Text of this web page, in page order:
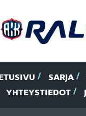
ETUSIVU SARJA
YHTEYSTIEDOT